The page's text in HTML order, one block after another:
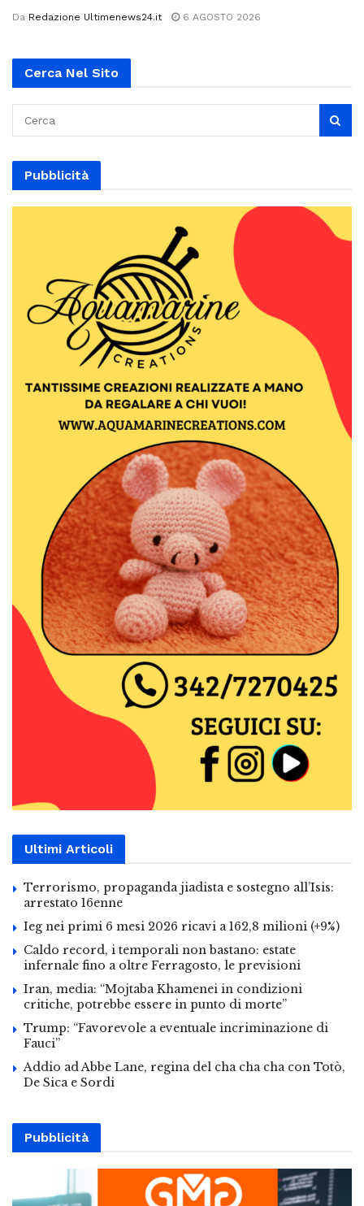
Da Redazione Ultimenews24.it 6 AGOSTO 2026
Cerca Nel Sito
Pubblicità
Ultimi Articoli
Terrorismo, propaganda jiadista e sostegno all’Isis:
arrestato 16enne
Ieg nei primi 6 mesi 2026 ricavi a 162,8 milioni (+9%)
Caldo record, i temporali non bastano: estate
infernale fino a oltre Ferragosto, le previsioni
Iran, media: “Mojtaba Khamenei in condizioni
critiche, potrebbe essere in punto di morte”
Trump: “Favorevole a eventuale incriminazione di
Fauci”
Addio ad Abbe Lane, regina del cha cha cha con Totò,
De Sica e Sordi
Pubblicità